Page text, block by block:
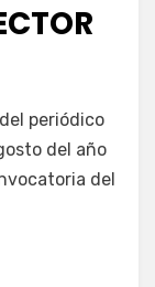
periódico
del año
del